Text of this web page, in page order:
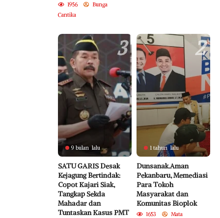
1956
Bunga
Cantika
3
9 bulan lalu
SATU GARIS Desak
Kejagung Bertindak:
Copot Kajari Siak,
Tangkap Sekda
Mahadar dan
Tuntaskan Kasus PMT
2
1 tahun lalu
Dunsanak.Aman
Pekanbaru, Memediasi
Para Tokoh
Masyarakat dan
Komunitas Bioplok
1653 Mata